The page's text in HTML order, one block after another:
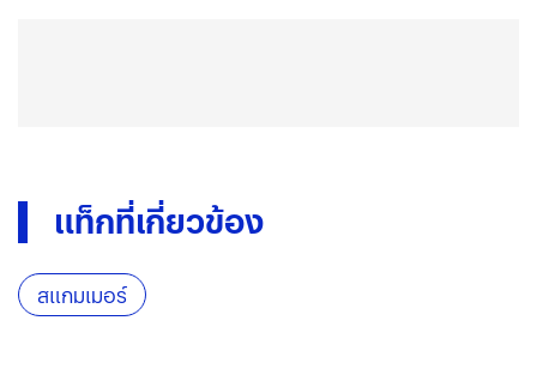
แท็กที่เกี่ยวข้อง
สแกมเมอร์